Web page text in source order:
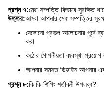
প্রশ্ন ৭:মেধা সম্পত্তি কিভাবে সুরক্ষিত
উত্তর:আমরা আপনার মেধা সম্পত্তির
যেকোনো প্রকল্প আলোচনার পূর্বে
করা
কঠোর গোপনীয়তা ব্যবস্থা প্রয়োগ
আপনার সমস্ত ডিজাইন আপনার
প্রশ্ন ৮:কি কি শিপিং শর্তাবলী উপলব্ধ?